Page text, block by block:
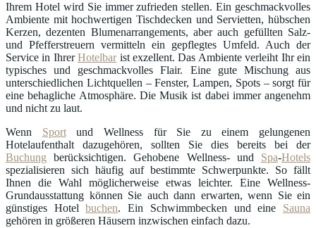
Ihrem Hotel wird Sie immer zufrieden stellen. Ein geschmackvolles
Ambiente mit hochwertigen Tischdecken und Servietten, hübschen
Kerzen, dezenten Blumenarrangements, aber auch gefüllten Salz-
und Pfefferstreuern vermitteln ein gepflegtes Umfeld. Auch der
Service in IhrerHotelbarist exzellent. Das Ambiente verleiht Ihr ein
typisches und geschmackvolles Flair. Eine gute Mischung aus
unterschiedlichen Lichtquellen – Fenster, Lampen, Spots – sorgt für
eine behagliche Atmosphäre. Die Musik ist dabei immer angenehm
und nicht zu laut.
Wenn Sportund Wellness für Sie zu einem gelungenen
Hotelaufenthalt dazugehören, sollten Sie dies bereits bei der
Buchung berücksichtigen. Gehobene Wellness- und Spa-Hotels
spezialisieren sich häufig auf bestimmte Schwerpunkte. So fällt
Ihnen die Wahl möglicherweise etwas leichter. Eine Wellness-
Grundausstattung können Sie auch dann erwarten, wenn Sie ein
günstiges Hotelbuchen. Ein Schwimmbecken und eine Sauna
gehören in größeren Häusern inzwischen einfach dazu.